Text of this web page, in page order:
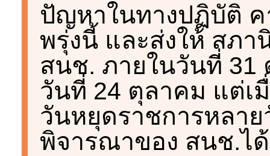
ปัญหาในทางปฏิบัติ ค
พรุ่งนี้ และส่งให้ สภ
สนช. ภายในวันที่ 31
วันที่ 24 ตุลาคม แต่เ
วันหยุดราชการหลา
พิจารณาของ สนช.ได้